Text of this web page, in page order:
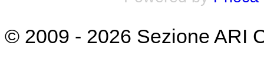
© 2009 - 2026 Sezione ARI